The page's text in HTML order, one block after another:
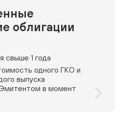
облигации
свыше 1 года
одного ГКО и
выпуска
в момент